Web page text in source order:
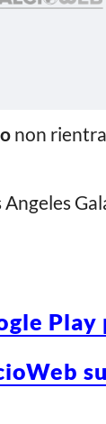
non
Angeles